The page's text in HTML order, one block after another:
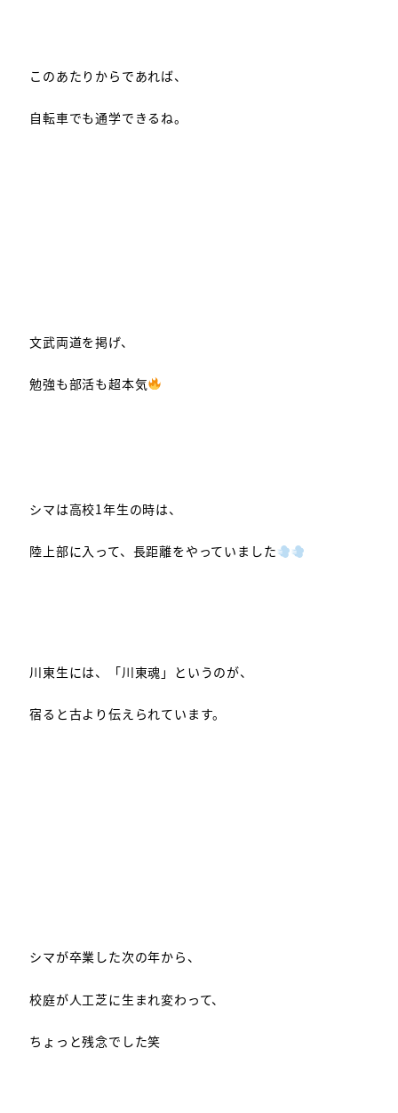
このあたりからであれば、
自転車でも通学できるね。
文武両道を掲げ、
勉強も部活も超本気
シマは高校1年生の時は、
陸上部に入って、長距離をやっていました
川東生には、「川東魂」というのが、
宿ると古より伝えられています。
シマが卒業した次の年から、
校庭が人工芝に生まれ変わって、
ちょっと残念でした笑